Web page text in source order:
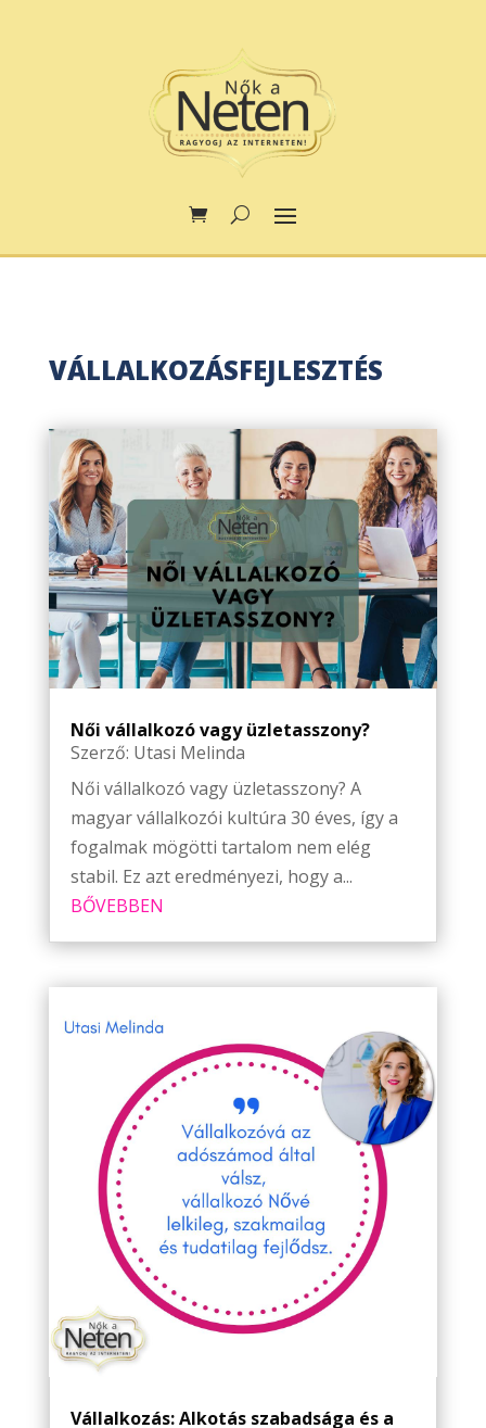
VÁLLALKOZÁSFEJLESZTÉS
Női vállalkozó vagy üzletasszony?
Szerző: Utasi Melinda
Női vállalkozó vagy üzletasszony? A
magyar vállalkozói kultúra 30 éves, így a
fogalmak mögötti tartalom nem elég
stabil. Ez azt eredményezi, hogy a...
BŐVEBBEN
Vállalkozás: Alkotás szabadsága és a